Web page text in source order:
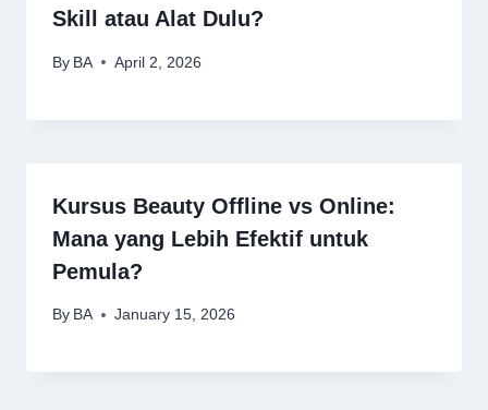
Skill atau Alat Dulu?
By BA April 2, 2026
Kursus Beauty Offline vs Online:
Mana yang Lebih Efektif untuk
Pemula?
By BA January 15, 2026